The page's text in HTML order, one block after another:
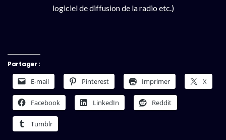
logiciel de diffusion de la radio etc.)
Partager :
E-mail Pinterest Imprimer X
Facebook LinkedIn Reddit
Tumblr